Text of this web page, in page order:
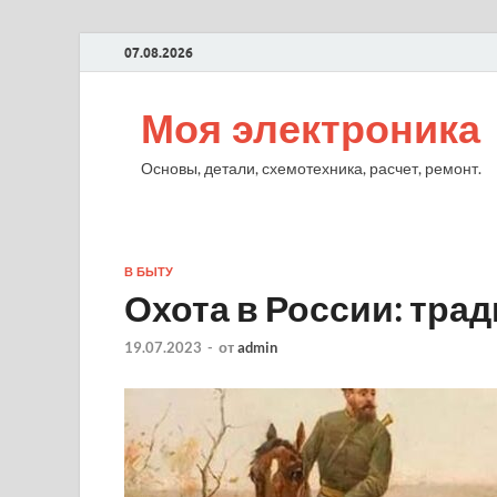
07.08.2026
Моя электроника
Основы, детали, схемотехника, расчет, ремонт.
В БЫТУ
Охота в России:
19.07.2023 - отadmin